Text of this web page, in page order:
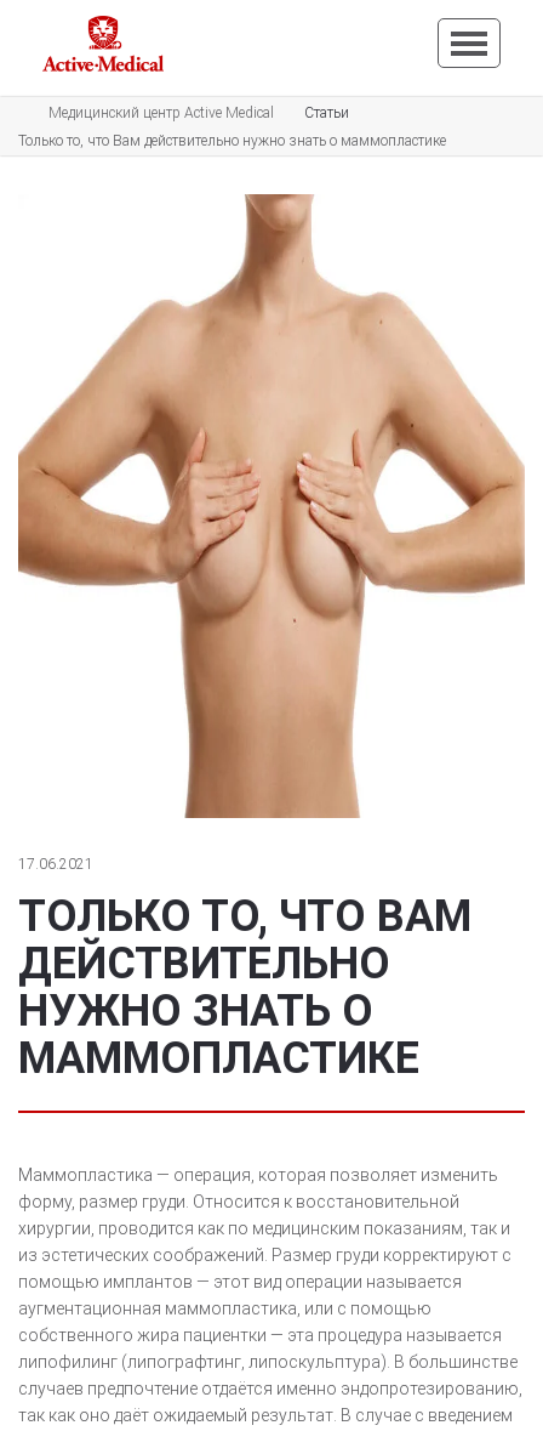
Медицинский центр Active Medical
Статьи
Только то, что Вам действительно нужно знать о маммопластике
17.06.2021
ТОЛЬКО ТО, ЧТО ВАМ
ДЕЙСТВИТЕЛЬНО
НУЖНО ЗНАТЬ О
МАММОПЛАСТИКЕ
Маммопластика — операция, которая позволяет изменить
форму, размер груди. Относится к восстановительной
хирургии, проводится как по медицинским показаниям, так и
из эстетических соображений. Размер груди корректируют с
помощью имплантов — этот вид операции называется
аугментационная маммопластика, или с помощью
собственного жира пациентки — эта процедура называется
липофилинг (липографтинг, липоскульптура). В большинстве
случаев предпочтение отдаётся именно эндопротезированию,
так как оно даёт ожидаемый результат. В случае с введением